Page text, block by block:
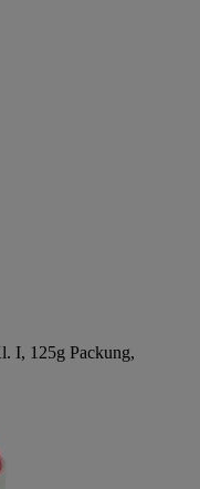
I, 125g Packung,